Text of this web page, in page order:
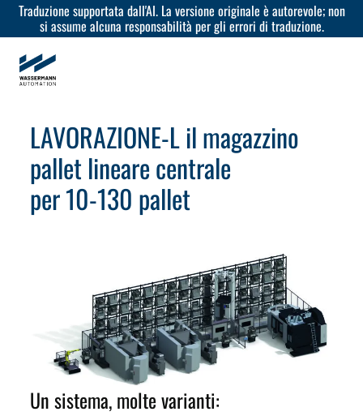
Traduzione supportata dall'AI. La versione originale è autorevole; non
si assume alcuna responsabilità per gli errori di traduzione.
LAVORAZIONE-L il magazzino
pallet lineare centrale
per 10-130 pallet
Un sistema, molte varianti: